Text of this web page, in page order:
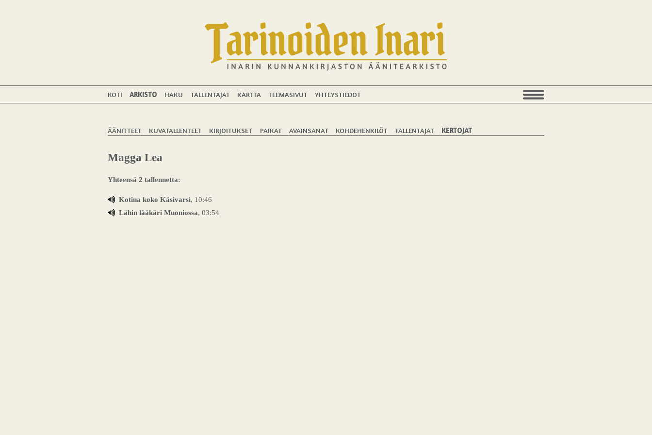
KOTI ARKISTO HAKU TALLENTAJAT KARTTA TEEMASIVUT YHTEYSTIEDOT
ÄÄNITTEET KUVATALLENTEET KIRJOITUKSET PAIKAT AVAINSANAT KOHDEHENKILÖT TALLENTAJAT KERTOJAT
Magga Lea
Yhteensä 2 tallennetta:
Kotina koko Käsivarsi, 10:46
Lähin lääkäri Muoniossa, 03:54